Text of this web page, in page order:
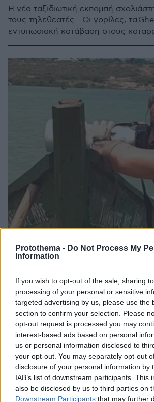
Protothema - Do Not Process My
Information
If you wish to opt-out of the sale, sharing
processing of your personal or sensitive
targeted advertising by us, please use the
section to confirm your selection. Please
opt-out request is processed you may
interest-based ads based on personal
us or personal information disclosed to
your opt-out. You may separately opt-out
disclosure of your personal information by
IAB’s list of downstream participants. This
also be disclosed by us to third parties on
Downstream Participants that may further
Η νέα ταξιδιωτική εκπομπή
τους τηλεθεατές - Oι γορίλες, τα
εντυπωσιακή κατάβαση στους
O Γιώργος Μαυρίδης δείχνει
πρώτο του προορισμό με τον Σάκη
νέα εκπομπή τους
Οι δύο φίλοι πραγματοποίησαν τα
πρώτης εκπομπής για το πρότζεκτ
ξανά μετά από χρόνια
13.08.2024, 14:51 5